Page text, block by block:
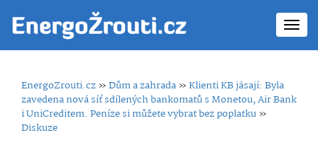
EnergoZrouti.cz»Dům a zahrada»Klienti KB jásají: Byla
zavedena nová síť sdílených bankomatů s Monetou, Air Bank
i UniCreditem. Peníze si můžete vybrat bez poplatku»
Diskuze